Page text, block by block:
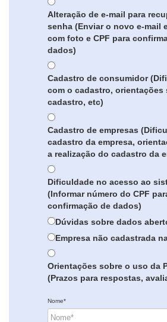
Alteração de e-mail para
senha (Enviar o novo e-mail
com foto e CPF para
dados)
Cadastro de consumidor
com o cadastro, orientações
cadastro, etc)
Cadastro de empresas
cadastro da empresa,
a realização do cadastro da
Dificuldade no acesso ao
(Informar número do CPF
confirmação de dados)
Dúvidas sobre dados
Empresa não cadastrada
Orientações sobre o uso da
(Prazos para respostas,
Nome*